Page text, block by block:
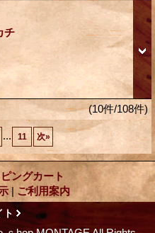
チ
(10件/108件)
... 11 次»
ングカート
| ご利用案内
ト